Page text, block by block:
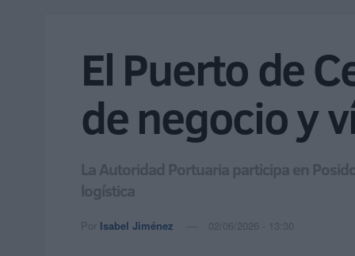
El Puerto de
de negocio y
La Autoridad Portuaria participa en
logística
Por Isabel Jiménez 02/06/2026 - 13:30